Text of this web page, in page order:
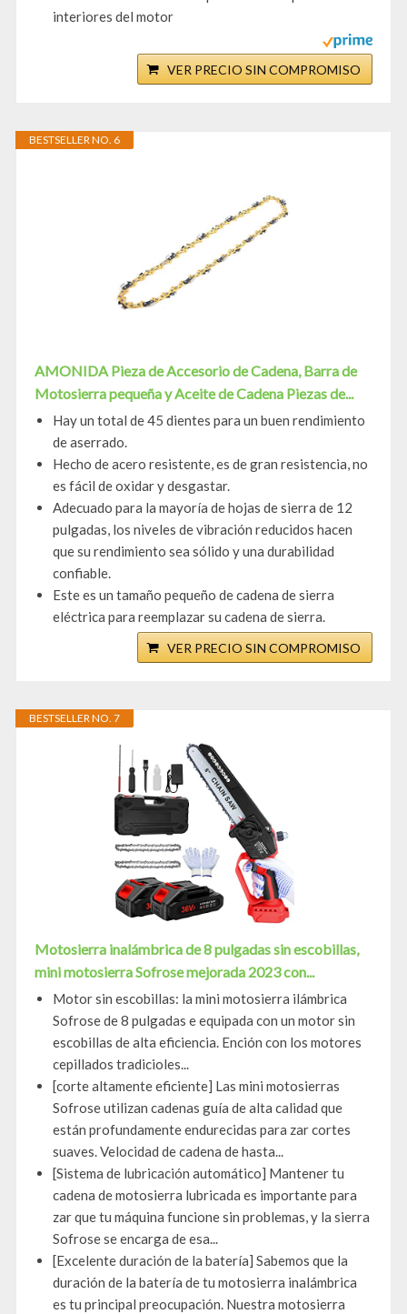
interiores del motor
VER PRECIO SIN COMPROMISO
BESTSELLER NO. 6
AMONIDA Pieza de Accesorio de Cadena, Barra de
Motosierra pequeña y Aceite de Cadena Piezas de...
Hay un total de 45 dientes para un buen rendimiento
de aserrado.
Hecho de acero resistente, es de gran resistencia, no
es fácil de oxidar y desgastar.
Adecuado para la mayoría de hojas de sierra de 12
pulgadas, los niveles de vibración reducidos hacen
que su rendimiento sea sólido y una durabilidad
confiable.
Este es un tamaño pequeño de cadena de sierra
eléctrica para reemplazar su cadena de sierra.
VER PRECIO SIN COMPROMISO
BESTSELLER NO. 7
Motosierra inalámbrica de 8 pulgadas sin escobillas,
mini motosierra Sofrose mejorada 2023 con...
Motor sin escobillas: la mini motosierra ilámbrica
Sofrose de 8 pulgadas e equipada con un motor sin
escobillas de alta eficiencia. Ención con los motores
cepillados tradicioles...
[corte altamente eficiente] Las mini motosierras
Sofrose utilizan cadenas guía de alta calidad que
están profundamente endurecidas para zar cortes
suaves. Velocidad de cadena de hasta...
[Sistema de lubricación automático] Mantener tu
cadena de motosierra lubricada es importante para
zar que tu máquina funcione sin problemas, y la sierra
Sofrose se encarga de esa...
[Excelente duración de la batería] Sabemos que la
duración de la batería de tu motosierra inalámbrica
es tu principal preocupación. Nuestra motosierra